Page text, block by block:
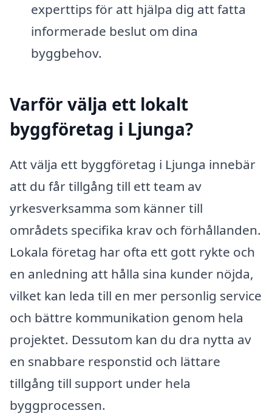
experttips för att hjälpa dig att fatta
informerade beslut om dina
byggbehov.
Varför välja ett lokalt
byggföretag i Ljunga?
Att välja ett byggföretag i Ljunga innebär
att du får tillgång till ett team av
yrkesverksamma som känner till
områdets specifika krav och förhållanden.
Lokala företag har ofta ett gott rykte och
en anledning att hålla sina kunder nöjda,
vilket kan leda till en mer personlig service
och bättre kommunikation genom hela
projektet. Dessutom kan du dra nytta av
en snabbare responstid och lättare
tillgång till support under hela
byggprocessen.